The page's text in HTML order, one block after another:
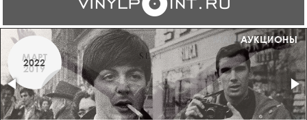
МАГАЗИН ОТКРЫТ
МАРТ
2019
АУКЦИОНЫ
2022